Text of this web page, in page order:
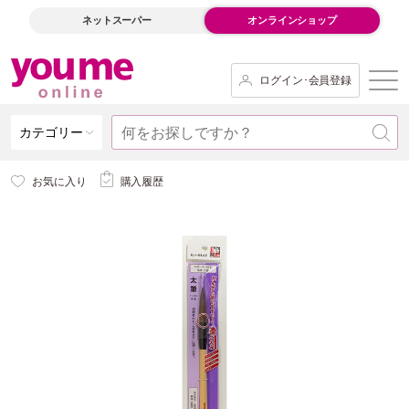
ネットスーパー オンラインショップ
ログイン･会員登録
カテゴリー
お気に入り 購入履歴